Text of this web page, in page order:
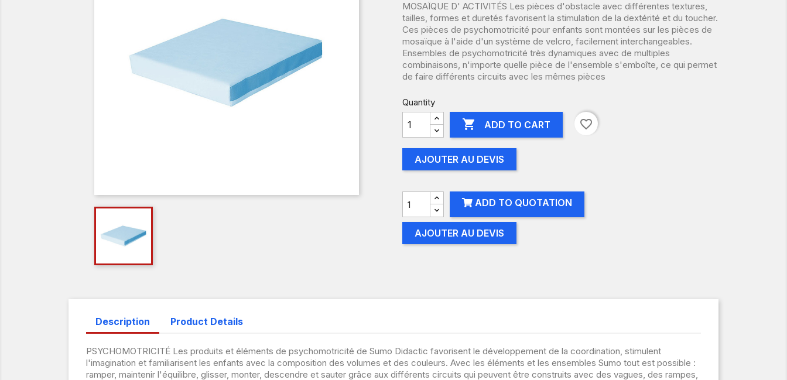
MOSAÏQUE D' ACTIVITÉS Les pièces d'obstacle avec différentes textures,
tailles, formes et duretés favorisent la stimulation de la dextérité et du toucher.
Ces pièces de psychomotricité pour enfants sont montées sur les pièces de
mosaïque à l'aide d'un système de velcro, facilement interchangeables.
Ensembles de psychomotricité très dynamiques avec de multiples
combinaisons, n'importe quelle pièce de l'ensemble s'emboîte, ce qui permet
de faire différents circuits avec les mêmes pièces
Quantity
 ADD TO CART favorite_border
AJOUTER AU DEVIS
ADD TO QUOTATION
AJOUTER AU DEVIS
Description Product Details
PSYCHOMOTRICITÉ Les produits et éléments de psychomotricité de Sumo Didactic favorisent le développement de la coordination, stimulent
l'imagination et familiarisent les enfants avec la composition des volumes et des couleurs. Avec les éléments et les ensembles Sumo tout est possible :
ramper, maintenir l'équilibre, glisser, monter, descendre et sauter grâce aux différents circuits qui peuvent être construits avec des vagues, des rampes,